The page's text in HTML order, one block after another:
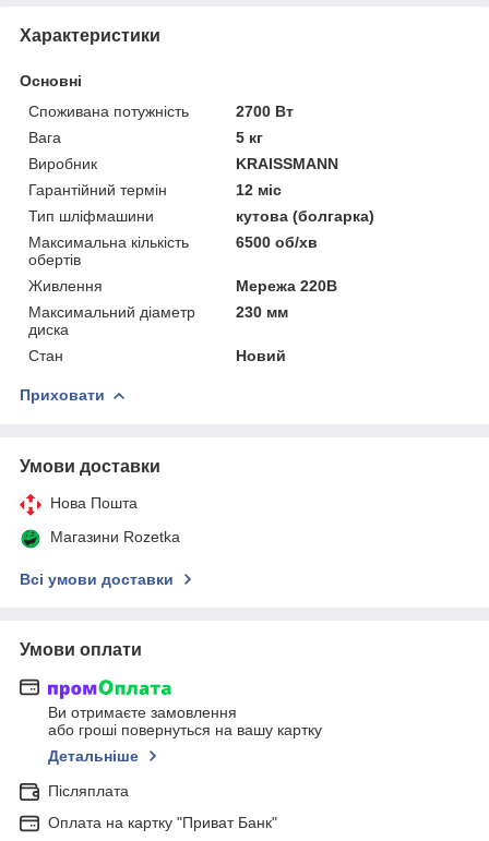
Характеристики
Основні
Споживана потужність
2700 Вт
Вага
5 кг
Виробник
KRAISSMANN
Гарантійний термін
12 міс
Тип шліфмашини
кутова (болгарка)
Максимальна кількість
обертів
6500 об/хв
Живлення
Мережа 220В
Максимальний діаметр
диска
230 мм
Стан Новий
Приховати
Умови доставки
Нова Пошта
Магазини Rozetka
Всі умови доставки
Умови оплати
Ви отримаєте замовлення
або гроші повернуться на вашу картку
Детальніше
Післяплата
Оплата на картку "Приват Банк"